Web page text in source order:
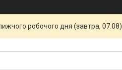
робочого дня (завтра, 07.08).